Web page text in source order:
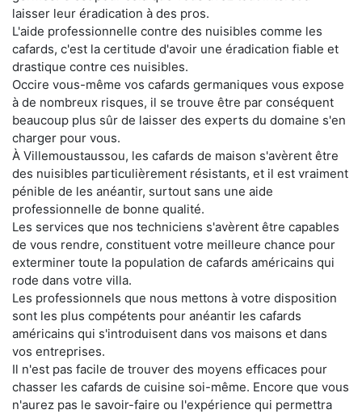
laisser leur éradication à des pros.
L'aide professionnelle contre des nuisibles comme les
cafards, c'est la certitude d'avoir une éradication fiable et
drastique contre ces nuisibles.
Occire vous-même vos cafards germaniques vous expose
à de nombreux risques, il se trouve être par conséquent
beaucoup plus sûr de laisser des experts du domaine s'en
charger pour vous.
À Villemoustaussou, les cafards de maison s'avèrent être
des nuisibles particulièrement résistants, et il est vraiment
pénible de les anéantir, surtout sans une aide
professionnelle de bonne qualité.
Les services que nos techniciens s'avèrent être capables
de vous rendre, constituent votre meilleure chance pour
exterminer toute la population de cafards américains qui
rode dans votre villa.
Les professionnels que nous mettons à votre disposition
sont les plus compétents pour anéantir les cafards
américains qui s'introduisent dans vos maisons et dans
vos entreprises.
Il n'est pas facile de trouver des moyens efficaces pour
chasser les cafards de cuisine soi-même. Encore que vous
n'aurez pas le savoir-faire ou l'expérience qui permettra